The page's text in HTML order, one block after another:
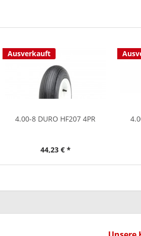
Ausverkauft
4.00-8 DURO HF207 4PR
44,23 € *